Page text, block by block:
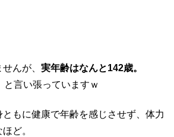
んが、 実年齢はなんと142歳。
言い張っていますｗ
もに健康で年齢を感じさせず、体力
ど。